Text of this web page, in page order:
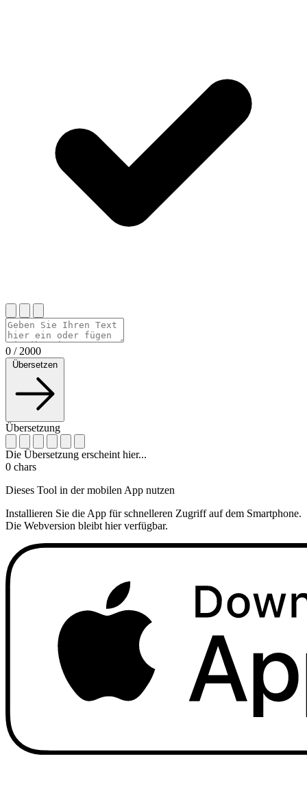
0 / 2000
Übersetzen
Übersetzung
Die Übersetzung erscheint hier...
0 chars
Dieses Tool in der mobilen App nutzen
Installieren Sie die App für schnelleren Zugriff auf dem Smartphone.
Die Webversion bleibt hier verfügbar.